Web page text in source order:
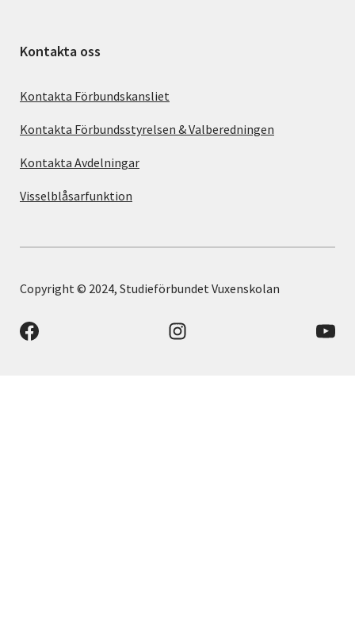
Kontakta oss
Kontakta Förbundskansliet
Kontakta Förbundsstyrelsen & Valberedningen
Kontakta Avdelningar
Visselblåsarfunktion
Copyright © 2024, Studieförbundet Vuxenskolan